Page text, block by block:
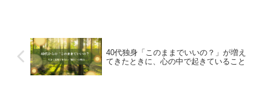
40代独身「このままでいいの？」が増え
てきたときに、心の中で起きていること